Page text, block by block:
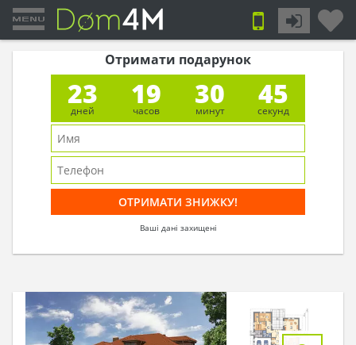
Отримати подарунок
23
дней
19
часов
30
минут
44
секунд
Ваші дані захищені